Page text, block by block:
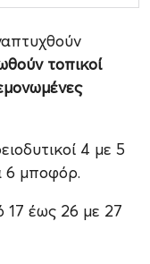
τοπικοί
4 με 5
6 μποφόρ.
17 έως 26 με 27